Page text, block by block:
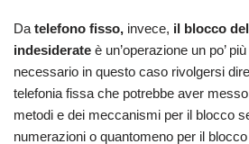
Da telefono fisso, invece, il blocco
indesiderate è un’operazione un po’
necessario in questo caso rivolgersi
telefonia fissa che potrebbe aver
metodi e dei meccanismi per il blocco
numerazioni o quantomeno per il